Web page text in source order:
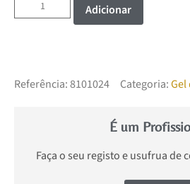
Adicionar
Referência:8101024 Categoria:Gel
É um
Faça o seu registo e usufrua de